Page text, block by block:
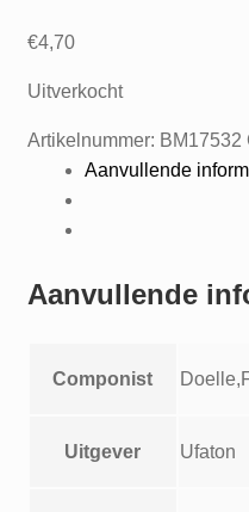
€4,70
Uitverkocht
Artikelnummer: BM17532
Aanvullende
Aanvullende
Componist
Uitgever Ufaton